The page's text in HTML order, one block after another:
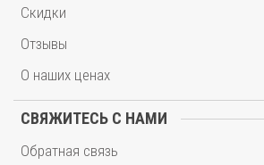
Скидки
Отзывы
О наших ценах
СВЯЖИТЕСЬ С НАМИ
Обратная связь